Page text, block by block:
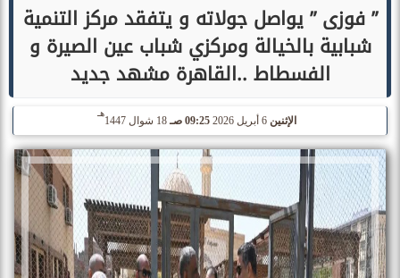
” فوزى ” يواصل جولاته و يتفقد مركز التنمية
شبابية بالخيالة ومركزي شباب عين الصيرة و
الفسطاط ..القاهرة مشهد جديد
الإثنين 6 أبريل 2026 09:25 صـ 18 شوال 1447
هـ